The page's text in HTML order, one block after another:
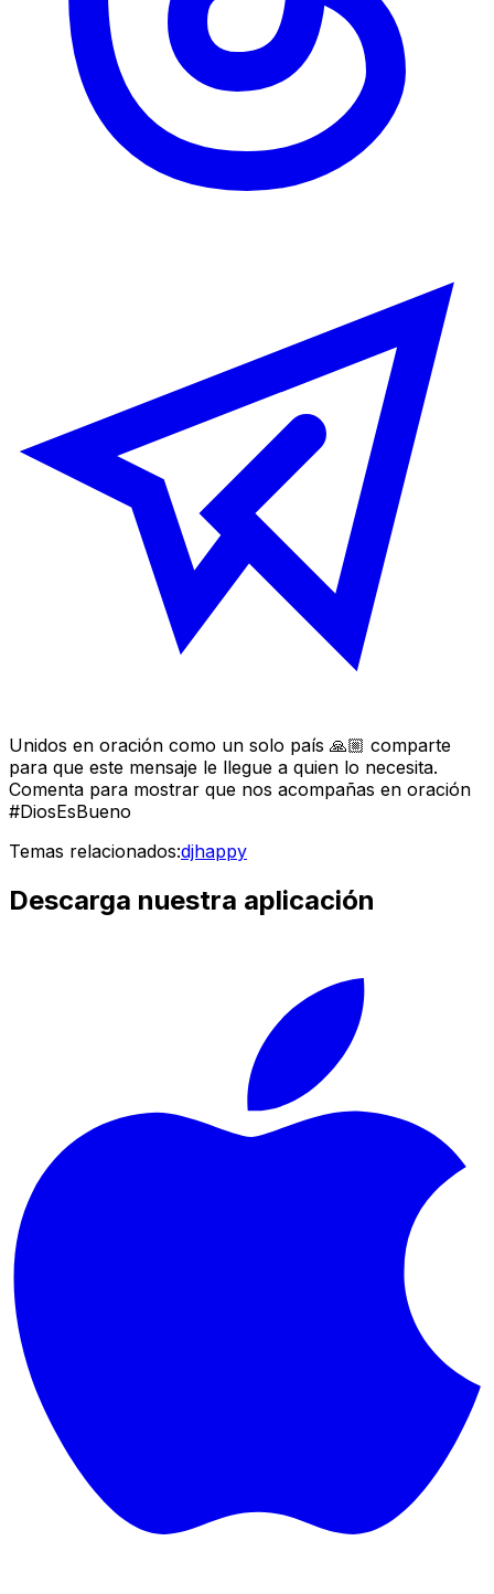
Unidos en oración como un solo país 🙏🏼 comparte
para que este mensaje le llegue a quien lo necesita.
Comenta para mostrar que nos acompañas en oración
#DiosEsBueno
Temas relacionados:djhappy
Descarga nuestra aplicación